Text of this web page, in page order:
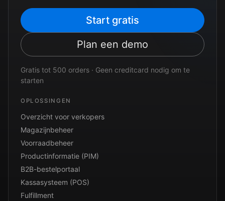
Start gratis
Plan een demo
Gratis tot 500 orders · Geen creditcard nodig om te
starten
OPLOSSINGEN
Overzicht voor verkopers
Magazijnbeheer
Voorraadbeheer
Productinformatie (PIM)
B2B-bestelportaal
Kassasysteem (POS)
Fulfillment